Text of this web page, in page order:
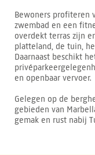
Bewoners profiteren
zwembad en een
overdekt terras zijn
platteland, de tuin,
Daarnaast beschikt
en openbaar vervoer.
Gelegen op de
gebieden van
gemak en rust nabij